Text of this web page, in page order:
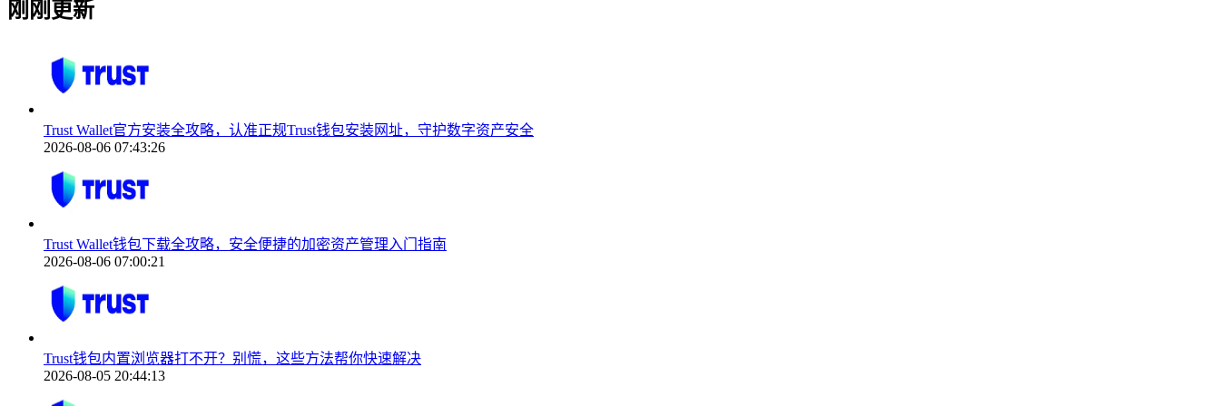
刚刚更新
Trust Wallet官方安装全攻略，认准正规Trust钱包安装网址，守护数字资产安全
2026-08-06 07:43:26
Trust Wallet钱包下载全攻略，安全便捷的加密资产管理入门指南
2026-08-06 07:00:21
Trust钱包内置浏览器打不开？别慌，这些方法帮你快速解决
2026-08-05 20:44:13